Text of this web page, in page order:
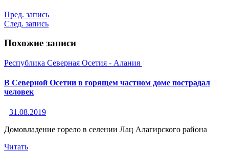
Пред. запись
След. запись
Похожие записи
Республика Северная Осетия - Алания
В Северной Осетии в горящем частном доме пострадал
человек
31.08.2019
Домовладение горело в селении Лац Алагирского района
Читать